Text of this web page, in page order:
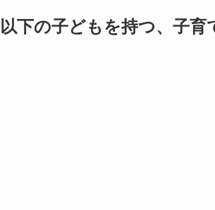
下の子どもを持つ、子育